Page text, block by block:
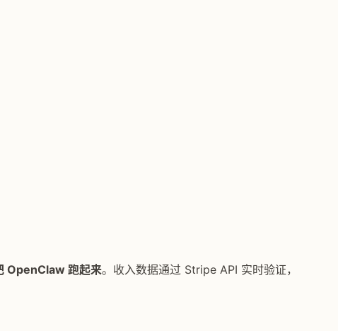
OpenClaw 跑起来。收入数据通过 Stripe API 实时验证，